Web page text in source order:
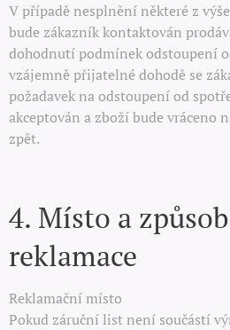
V případě nesplnění některé z
bude zákazník kontaktován
dohodnutí podmínek odstoupení
vzájemně přijatelné dohodě se
požadavek na odstoupení od
akceptován a zboží bude vráceno
zpět.
4. Místo a
reklamace
Reklamační místo
Pokud záruční list není součástí